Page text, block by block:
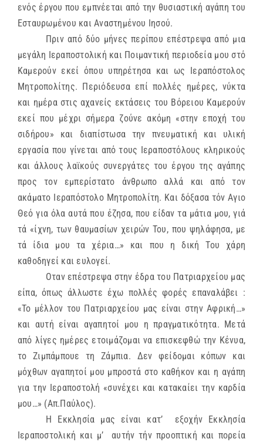
ενός έργου που εμπνέεται από την θυσιαστική αγάπη του
Εσταυρωμένου και Αναστημένου Ιησού.
Πριν από δύο μήνες περίπου επέστρεψα από μια
μεγάλη Ιεραποστολική και Ποιμαντική περιοδεία μου στό
Καμερούν εκεί όπου υπηρέτησα και ως Ιεραπόστολος
Μητροπολίτης. Περιόδευσα επί πολλές ημέρες, νύκτα
και ημέρα στις αχανείς εκτάσεις του Βόρειου Καμερούν
εκεί που μέχρι σήμερα ζούνε ακόμη «στην εποχή του
σιδήρου» και διαπίστωσα την πνευματική και υλική
εργασία που γίνεται από τους Ιεραποστόλους κληρικούς
και άλλους λαϊκούς συνεργάτες του έργου της αγάπης
προς τον εμπερίστατο άνθρωπο αλλά και από τον
ακάματο Ιεραπόστολο Μητροπολίτη. Και δόξασα τόν Αγιο
Θεό για όλα αυτά που έζησα, που είδαν τα μάτια μου, γιά
τά «ίχνη, των θαυμασίων χειρών Του, που ψηλάφησα, με
τά ίδια μου τα χέρια…» και που η δική Του χάρη
καθοδηγεί και ευλογεί.
Οταν επέστρεψα στην έδρα του Πατριαρχείου μας
είπα, όπως άλλωστε έχω πολλές φορές επαναλάβει :
«Το μέλλον του Πατριαρχείου μας είναι στην Αφρική…»
και αυτή είναι αγαπητοί μου η πραγματικότητα. Μετά
από λίγες ημέρες ετοιμάζομαι να επισκεφθώ την Κένυα,
το Ζιμπάμπουε τη Ζάμπια. Δεν φείδομαι κόπων και
μόχθων αγαπητοί μου μπροστά στο καθήκον και η αγάπη
για την Ιεραποστολή «συνέχει και κατακαίει την καρδία
μου…» (Απ.Παύλος).
Η Εκκλησία μας είναι κατ’ εξοχήν Εκκλησία
Ιεραποστολική και μ’ αυτήν τήν προοπτική και πορεία